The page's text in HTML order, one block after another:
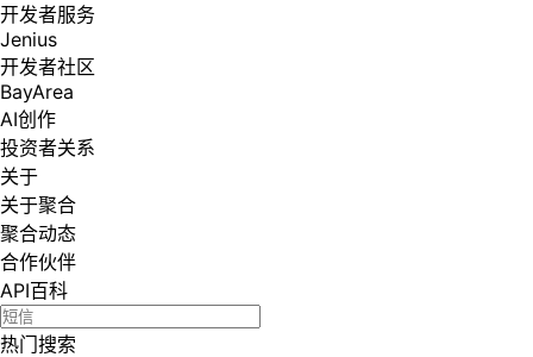
开发者服务
Jenius
开发者社区
BayArea
AI创作
投资者关系
关于
关于聚合
聚合动态
合作伙伴
API百科
热门搜索